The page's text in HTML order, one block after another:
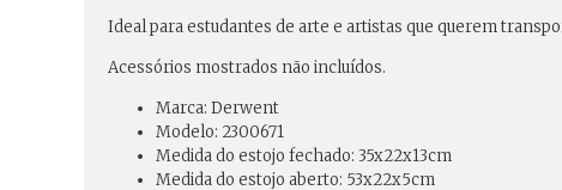
Ideal para estudantes de arte e artistas que querem
Acessórios mostrados não incluídos.
Marca: Derwent
Modelo: 2300671
Medida do estojo fechado: 35x22x13cm
Medida do estojo aberto: 53x22x5cm